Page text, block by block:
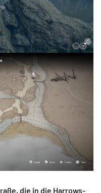
die in die Harrows-